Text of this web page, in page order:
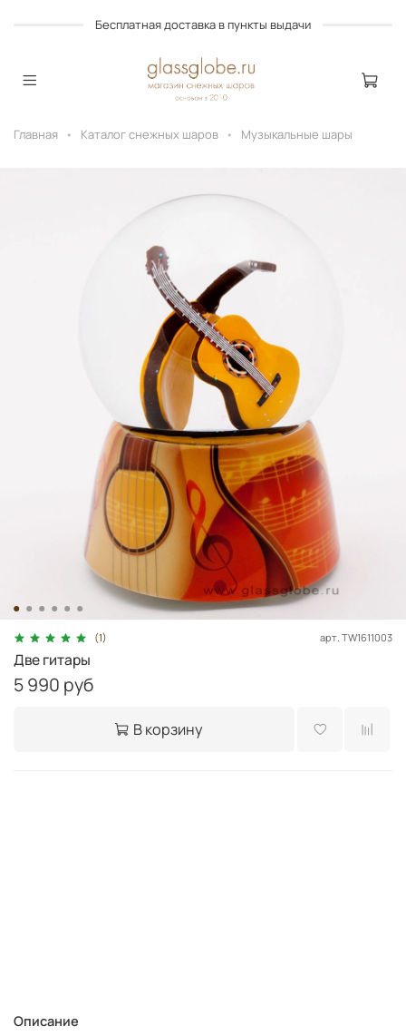
Бесплатная доставка в пункты выдачи
Главная Каталог снежных шаров Музыкальные шары
(1) арт. TW1611003
Две гитары
5 990 руб
В корзину
Описание